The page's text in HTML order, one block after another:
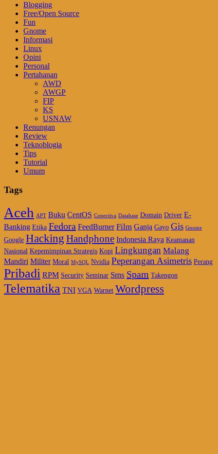
Blogging
Free/Open Source
Fun
Gnome
Informasi
Linux
Opini
Personal
Pertahanan
AWD
AWGP
FIP
KS
USNAW
Renungan
Review
Teknoblogia
Tips
Tutorial
Umum
Tags
Aceh APT Buku CentOS Conectiva Database Domain Driver E-
Banking Etika Fedora FeedBurner Film Ganja Gayo Gis Gnome
Google Hacking Handphone Indonesia Raya Keamanan
Nasional Kepemimpinan Strategis Kopi Lingkungan Malang
Mandiri Militer Moral MySQL Nvidia Peperangan Asimetris Perang
Pribadi RPM Security Seminar Sms Spam Takengon
Telematika TNI VGA Warnet Wordpress